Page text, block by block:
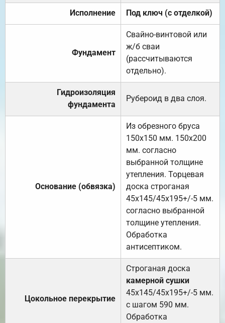
Исполнение Под ключ (с отделкой)
Фундамент
Свайно-винтовой или
ж/б сваи
(рассчитываются
отдельно).
Гидроизоляция
фундамента
Рубероид в два слоя.
Основание (обвязка)
Из обрезного бруса
150х150 мм. 150х200
мм. согласно
выбранной толщине
утепления. Торцевая
доска строганая
45х145/45х195+/-5 мм.
согласно выбранной
толщине утепления.
Обработка
антисептиком.
Цокольное перекрытие
Строганая доска
камерной сушки
45х145/45х195+/-5 мм.
с шагом 590 мм.
Обработка